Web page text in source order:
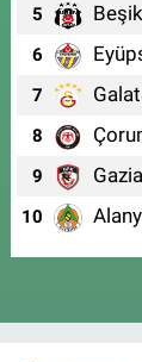
5
6
7
8
9
10